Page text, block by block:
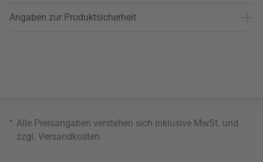
Angaben zur Produktsicherheit
* Alle Preisangaben verstehen sich inklusive MwSt. und
zzgl. Versandkosten